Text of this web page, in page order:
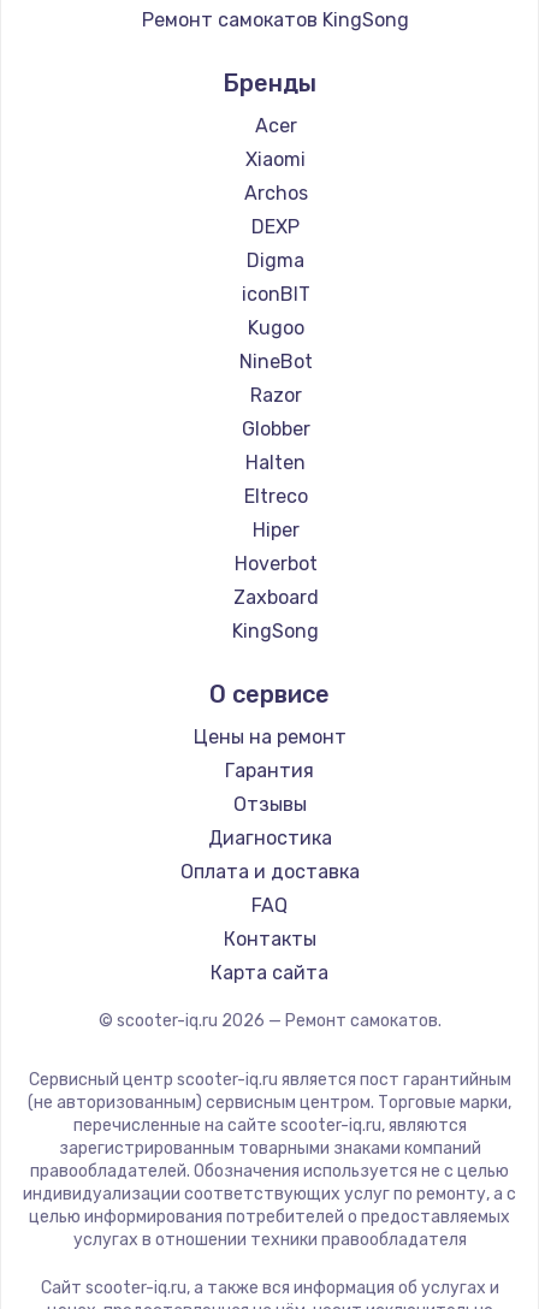
Ремонт самокатов KingSong
Ремонт самокатов Midway by Yamato
Ремонт самокатов Hunter
Ремонт самокатов Shorner
Ремонт самокатов Joyor
Ремонт самокатов Minimotors
Ремонт самокатов Bork
Ремонт самокатов Segway
Бренды
Acer
Xiaomi
Archos
DEXP
Digma
iconBIT
Kugoo
NineBot
Razor
Globber
Halten
Eltreco
Hiper
Hoverbot
Zaxboard
KingSong
Midway by Yamato
Hunter
Shorner
Joyor
Minimotors
Bork
Segway
О сервисе
Цены на ремонт
Гарантия
Отзывы
Диагностика
Оплата и доставка
FAQ
Контакты
Карта сайта
© scooter-iq.ru 2026 — Ремонт самокатов.
Сервисный центр scooter-iq.ru является пост гарантийным
(не авторизованным) сервисным центром. Торговые марки,
перечисленные на сайте scooter-iq.ru, являются
зарегистрированным товарными знаками компаний
правообладателей. Обозначения используется не с целью
индивидуализации соответствующих услуг по ремонту, а с
целью информирования потребителей о предоставляемых
услугах в отношении техники правообладателя
Сайт scooter-iq.ru, а также вся информация об услугах и